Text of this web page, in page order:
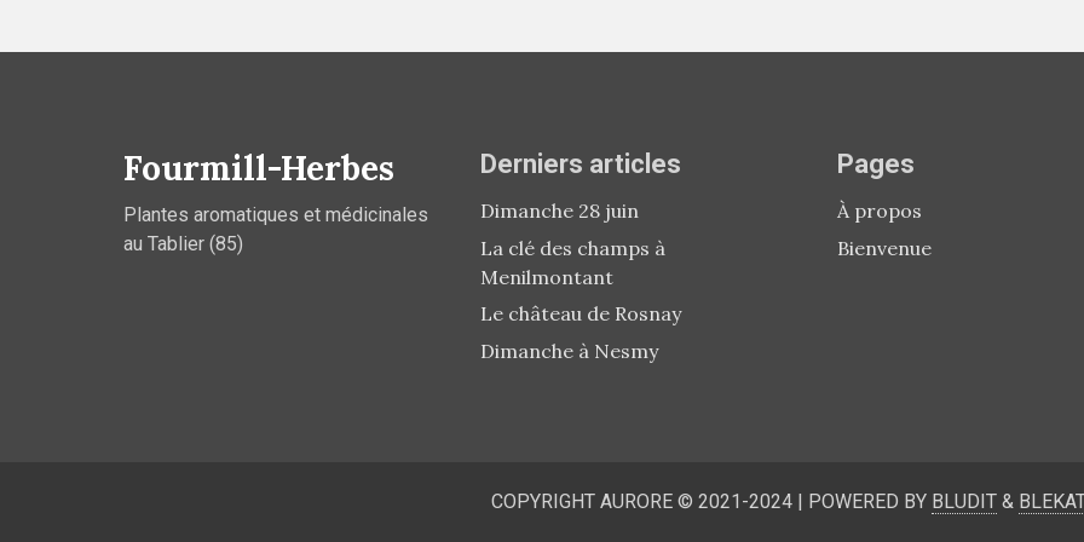
Fourmill-Herbes
Plantes aromatiques et médicinales
au Tablier (85)
Derniers articles
Dimanche 28 juin
La clé des champs à
Menilmontant
Le château de Rosnay
Dimanche à Nesmy
Pages
À propos
Bienvenue
COPYRIGHT AURORE © 2021-2024 | POWERED BY BLUDIT&